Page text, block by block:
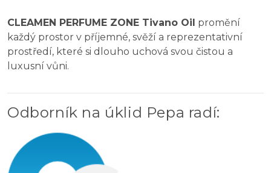
CLEAMEN PERFUME ZONE Tivano Oil promění
každý prostor v příjemné, svěží a reprezentativní
prostředí, které si dlouho uchová svou čistou a
luxusní vůni.
Odborník na úklid Pepa radí: